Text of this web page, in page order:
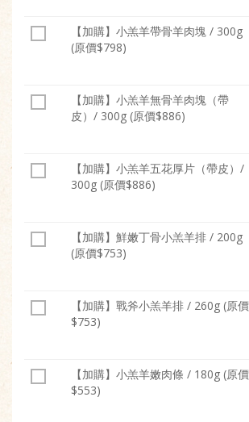
【加購】小羔羊帶骨羊肉塊 / 300g
(原價$798)
【加購】小羔羊無骨羊肉塊（帶
皮）/ 300g (原價$886)
【加購】小羔羊五花厚片（帶皮）/
300g (原價$886)
【加購】鮮嫩丁骨小羔羊排 / 200g
(原價$753)
【加購】戰斧小羔羊排 / 260g (原價
$753)
【加購】小羔羊嫩肉條 / 180g (原價
$553)